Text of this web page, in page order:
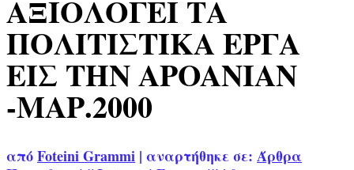
ΑΞΙΟΛΟΓΕΙ ΤΑ
ΠOΛITIΣTIKA EPΓA
ΕΙΣ THN APOANIAN
-ΜΑΡ.2000
απόFoteini Grammi | αναρτήθηκε σε: Άρθρα